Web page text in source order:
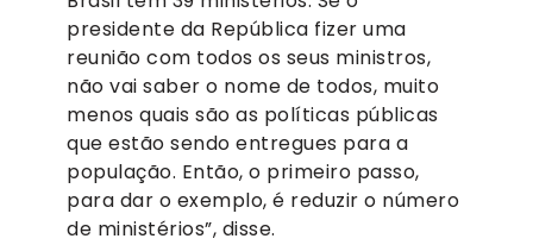
presidente da República fizer uma
reunião com todos os seus ministros,
não vai saber o nome de todos, muito
menos quais são as políticas públicas
que estão sendo entregues para a
população. Então, o primeiro passo,
para dar o exemplo, é reduzir o número
de ministérios”, disse.